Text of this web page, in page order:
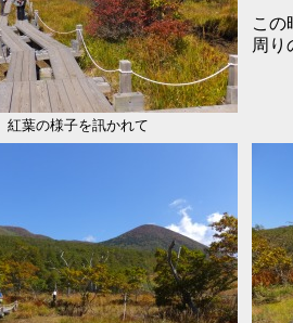
この
周り
紅葉の様子を訊かれて